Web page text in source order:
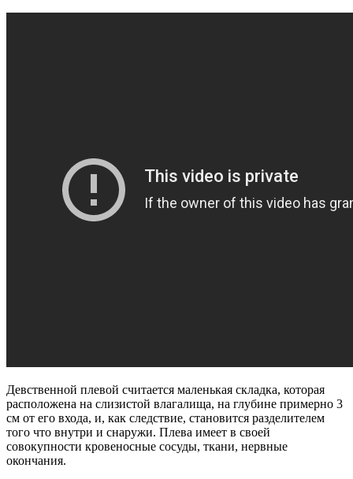
Девственной плевой считается маленькая складка, которая
расположена на слизистой влагалища, на глубине примерно 3
см от его входа, и, как следствие, становится разделителем
того что внутри и снаружи. Плева имеет в своей
совокупности кровеносные сосуды, ткани, нервные
окончания.